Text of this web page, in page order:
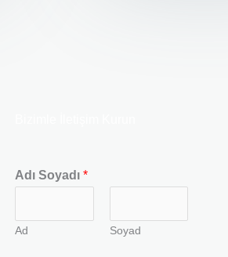
Adı Soyadı *
Ad Soyad